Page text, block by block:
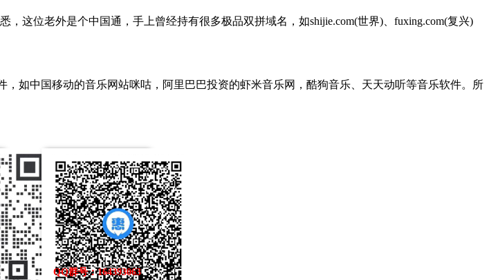
这位老外是个中国通，手上曾经持有很多极品双拼域名，如shijie.com(世界)、fuxing.com(复兴)
中国移动的音乐网站咪咕，阿里巴巴投资的虾米音乐网，酷狗音乐、天天动听等音乐软件。所
QQ群号：164393063